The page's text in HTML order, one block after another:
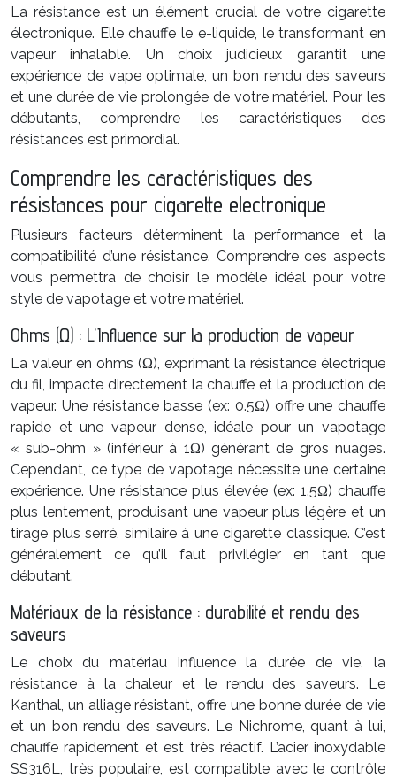
La résistance est un élément crucial de votre cigarette
électronique. Elle chauffe le e-liquide, le transformant en
vapeur inhalable. Un choix judicieux garantit une
expérience de vape optimale, un bon rendu des saveurs
et une durée de vie prolongée de votre matériel. Pour les
débutants, comprendre les caractéristiques des
résistances est primordial.
Comprendre les caractéristiques des
résistances pour cigarette electronique
Plusieurs facteurs déterminent la performance et la
compatibilité d’une résistance. Comprendre ces aspects
vous permettra de choisir le modèle idéal pour votre
style de vapotage et votre matériel.
Ohms (Ω) : L’Influence sur la production de vapeur
La valeur en ohms (Ω), exprimant la résistance électrique
du fil, impacte directement la chauffe et la production de
vapeur. Une résistance basse (ex: 0.5Ω) offre une chauffe
rapide et une vapeur dense, idéale pour un vapotage
« sub-ohm » (inférieur à 1Ω) générant de gros nuages.
Cependant, ce type de vapotage nécessite une certaine
expérience. Une résistance plus élevée (ex: 1.5Ω) chauffe
plus lentement, produisant une vapeur plus légère et un
tirage plus serré, similaire à une cigarette classique. C’est
généralement ce qu’il faut privilégier en tant que
débutant.
Matériaux de la résistance : durabilité et rendu des
saveurs
Le choix du matériau influence la durée de vie, la
résistance à la chaleur et le rendu des saveurs. Le
Kanthal, un alliage résistant, offre une bonne durée de vie
et un bon rendu des saveurs. Le Nichrome, quant à lui,
chauffe rapidement et est très réactif. L’acier inoxydable
SS316L, très populaire, est compatible avec le contrôle